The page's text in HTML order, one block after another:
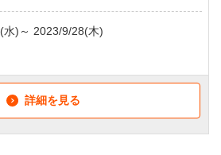
(水)～ 2023/9/28(木)
詳細を見る